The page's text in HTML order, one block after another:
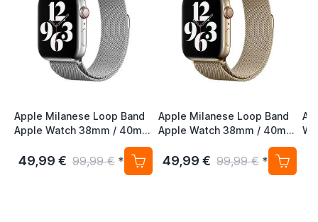
Apple Milanese Loop Band
Apple Watch 38mm / 40mm
49,99 € 99,99 € *
Apple Milanese Loop Band
Apple Watch 38mm / 40mm
/ 41mm / 42mm Gold (2nd
Gen)
49,99 € 99,99 € *